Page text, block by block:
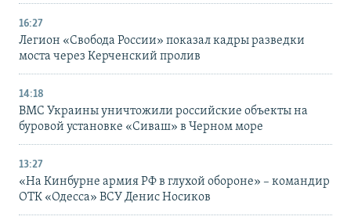
16:27
Легион «Свобода России» показал кадры разведки
моста через Керченский пролив
14:18
ВМС Украины уничтожили российские объекты на
буровой установке «Сиваш» в Черном море
13:27
«На Кинбурне армия РФ в глухой обороне» – командир
ОТК «Одесса» ВСУ Денис Носиков